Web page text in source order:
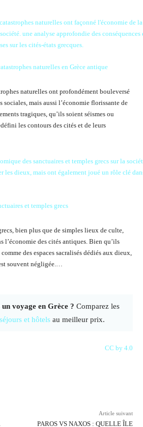
naturelles en Grèce antique
naturelles ont profondément bouleversé
sociales, mais aussi l’économie florissante de
tragiques, qu’ils soient séismes ou
les contours des cités et de leurs
et temples grecs
bien plus que de simples lieux de culte,
l’économie des cités antiques. Bien qu’ils
des espaces sacralisés dédiés aux dieux,
souvent négligée.…
voyage en Grèce ? Comparez les
séjours et hôtels au meilleur prix.
CC by 4.0
Article suivant
PAROS VS NAXOS : QUELLE ÎLE